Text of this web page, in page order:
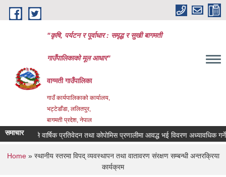
Skip to main content
"कृषि, पर्यटन र पूर्वाधार : समृद्ध र सुखी बागमती
गाउँपालिकाको मूल आधार"
वाग्मती गाउँपालिका
गाउँ कार्यपालिकाको कार्यालय,
भट्टेडाँडा, ललितपुर,
बागमती प्रदेश, नेपाल
समाचारवार्षिक प्रतिवेदन तथा कोपोमिस प्रणालीमा आवद्ध भई विवरण अध्यावधिक गर्ने
You are here
Home» स्थानीय स्तरमा विपद् व्यवस्थापन तथा वातावरण संरक्षण सम्बन्धी अन्तरक्रिया
कार्यक्रम